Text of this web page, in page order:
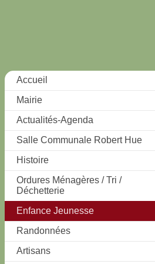
Accueil
Mairie
Actualités-Agenda
Salle Communale Robert Hue
Histoire
Ordures Ménagères / Tri /
Déchetterie
Enfance Jeunesse
Randonnées
Artisans